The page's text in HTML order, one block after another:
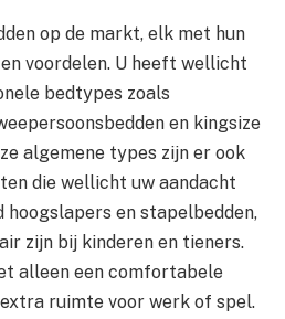
op de markt, elk met hun
voordelen. U heeft wellicht
bedtypes zoals
en kingsize
algemene types zijn er ook
die wellicht uw aandacht
hoogslapers en stapelbedden,
zijn bij kinderen en tieners.
alleen een comfortabele
ruimte voor werk of spel.